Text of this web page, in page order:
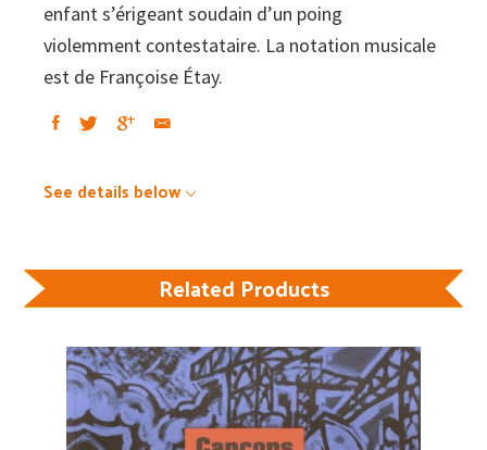
enfant s’érigeant soudain d’un poing
violemment contestataire. La notation musicale
est de Françoise Étay.
See details below
Related Products